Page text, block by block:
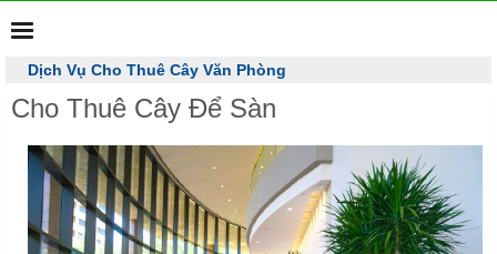
Cho thuê cây cảnh văn phòng - Trang trí cây văn phòng
555 767
Dịch Vụ Cho Thuê Cây Văn Phòng
Cho Thuê Cây Để Sàn